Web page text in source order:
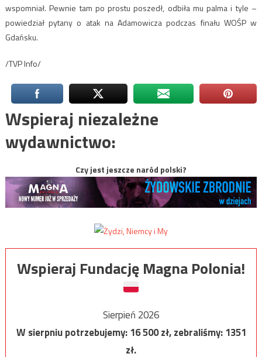
wspomniał. Pewnie tam po prostu poszedł, odbiła mu palma i tyle –
powiedział pytany o atak na Adamowicza podczas finału WOŚP w
Gdańsku.
/TVP Info/
Wspieraj niezależne
wydawnictwo:
Czy jest jeszcze naród polski?
Wspieraj Fundację Magna Polonia!
Sierpień 2026
W sierpniu potrzebujemy:16 500zł, zebraliśmy:1351
zł.